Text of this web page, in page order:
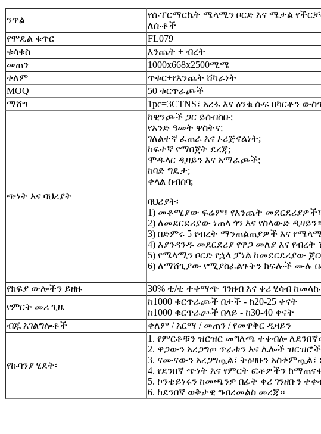
ንጥል
የሱፐርማርኬት ሜላሚን ቦርድ እና ሜታል
ለሱቆች
የሞዴል ቁጥር
FL079
ቁሳቁስ
እንጨት + ብረት
መጠን
1000x668x2500ሚሜ
ቀለም
ጥቁር+የእንጨት ሸካራነት
MOQ
50 ቁርጥራጮች
ማሸግ
1pc=3CTNS፣ አረፋ እና ዕንቁ ሱፍ በካርቶን
ጭነት እና ባህሪያት
ከዊንጮች ጋር ይሰብስቡ;
የአንድ ዓመት ዋስትና;
ገለልተኛ ፈጠራ እና ኦሪጅናልነት;
ከፍተኛ የማበጀት ደረጃ;
ሞዱላር ዲዛይን እና አማራጮች;
ከባድ ግዴታ;
ቀላል ስብሰባ;
ባህሪያት፡
1) መቆሚያው ፍሬም፣ የእንጨት መደርደሪያዎች፣
2) ለመደርደሪያው ነጠላ ጎን እና የስላውድ
3) በድምሩ 5 የብረት ማንጠልጠያዎች እና
4) እያንዳንዱ መደርደሪያ የዋጋ መለያ እና
5) የሜላሚን ቦርድ የኋላ ፓነል ከመደርደሪያው
6) ለማሸጊያው የሚያስፈልጉትን ክፍሎች ሙሉ
የክፍያ ውሎችን ይዘዙ
30% ቲ/ቲ ተቀማጭ ገንዘብ እና ቀሪ ሂሳብ
የምርት መሪ ጊዜ
ከ1000 ቁርጥራጮች በታች - ከ20-25 ቀናት
ከ1000 ቁርጥራጮች በላይ - ከ30-40 ቀናት
ብጁ አገልግሎቶች
ቀለም / አርማ / መጠን / የመዋቅር ዲዛይን
የኩባንያ ሂደት፡
1. የምርቶቹን ዝርዝር መግለጫ ተቀብሎ
2. ዋጋውን አረጋግጦ ጥራቱን እና ሌሎች
3. ናሙናውን አረጋግጧል፣ ትዕዛዙን
4. የደንበኛ ጭነት እና የምርት ፎቶዎችን
5. ኮንቴይነሩን ከመጫንዎ በፊት ቀሪ ገንዘቡን
6. ከደንበኛ ወቅታዊ ግብረመልስ መረጃ።